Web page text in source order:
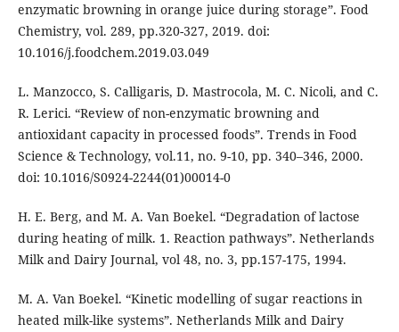
enzymatic browning in orange juice during storage”. Food
Chemistry, vol. 289, pp.320-327, 2019. doi:
10.1016/j.foodchem.2019.03.049
L. Manzocco, S. Calligaris, D. Mastrocola, M. C. Nicoli, and C.
R. Lerici. “Review of non-enzymatic browning and
antioxidant capacity in processed foods”. Trends in Food
Science & Technology, vol.11, no. 9-10, pp. 340–346, 2000.
doi: 10.1016/S0924-2244(01)00014-0
H. E. Berg, and M. A. Van Boekel. “Degradation of lactose
during heating of milk. 1. Reaction pathways”. Netherlands
Milk and Dairy Journal, vol 48, no. 3, pp.157-175, 1994.
M. A. Van Boekel. “Kinetic modelling of sugar reactions in
heated milk-like systems”. Netherlands Milk and Dairy